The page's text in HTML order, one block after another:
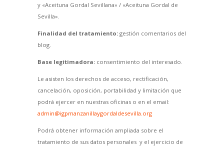
y «Aceituna Gordal Sevillana» / «Aceituna Gordal de
Sevilla».
Finalidad del tratamiento:gestión comentarios del
blog.
Base legitimadora:consentimiento del interesado.
Le asisten los derechos de acceso, rectificación,
cancelación, oposición, portabilidad y limitación que
podrá ejercer en nuestras oficinas o en el email:
admin@igpmanzanillaygordaldesevilla.org
Podrá obtener información ampliada sobre el
tratamiento de sus datos personales y el ejercicio de